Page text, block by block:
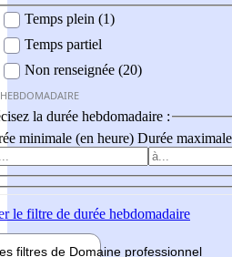
Temps plein (1)
Temps partiel
Non renseignée (20)
la durée hebdomadaire :
minimale (en heure) Durée
le filtre de durée hebdomadaire
filtres de Domaine professionnel